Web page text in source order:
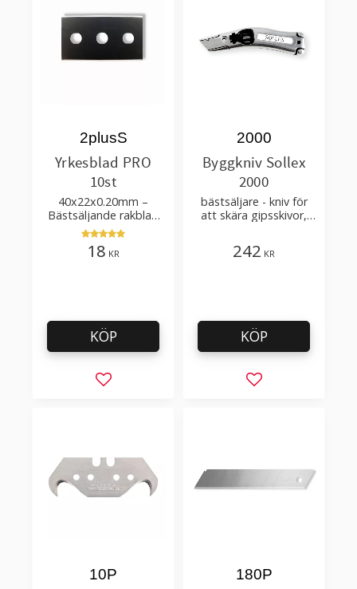
Yrkesblad PRO
10st
40x22x0.20mm –
Bästsäljande rakblad
för att skära tapet, tyg,
filt, hobby bruk
2plusS
18 KR
Lägg till i favoriter
KÖP
Byggkniv Sollex
2000
bästsäljare - kniv för
att skära gipsskivor,
2000
242 KR
Lägg till i
KÖP
10P 180P